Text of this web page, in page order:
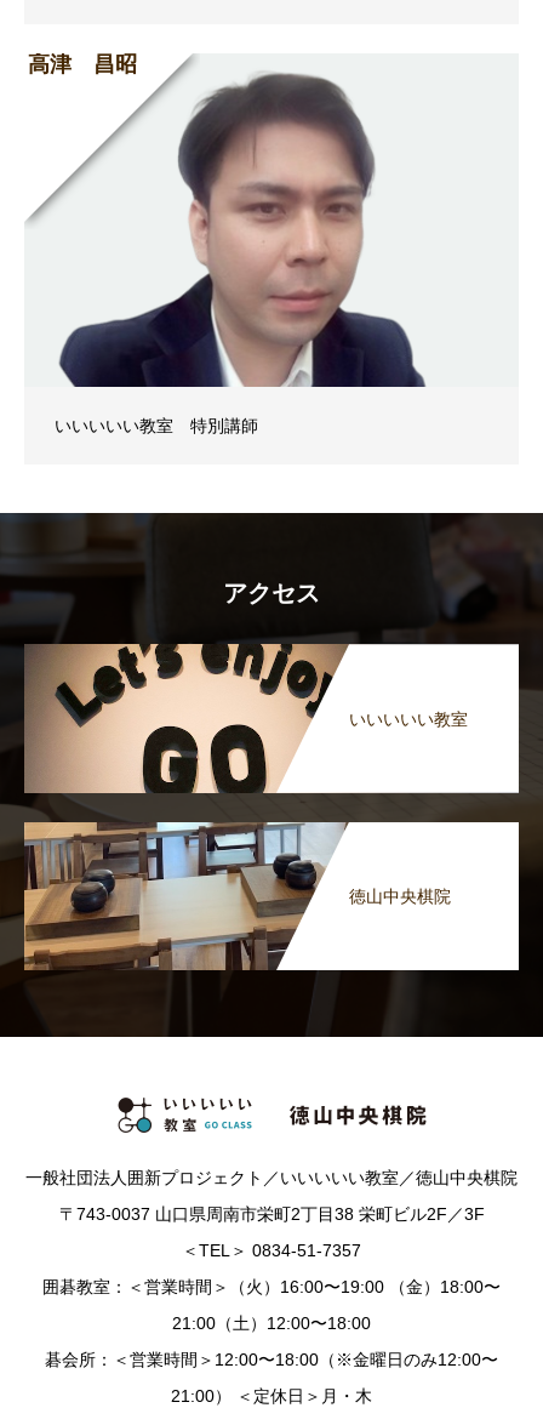
高津 昌昭
いいいいい教室 特別講師
アクセス
いいいいい教室
徳山中央棋院
一般社団法人囲新プロジェクト／いいいいい教室／徳山中央棋院
〒743-0037 山口県周南市栄町2丁目38 栄町ビル2F／3F
＜TEL＞ 0834-51-7357
囲碁教室：＜営業時間＞（火）16:00〜19:00 （金）18:00〜
21:00（土）12:00〜18:00
碁会所：＜営業時間＞12:00〜18:00（※金曜日のみ12:00〜
21:00） ＜定休日＞月・木